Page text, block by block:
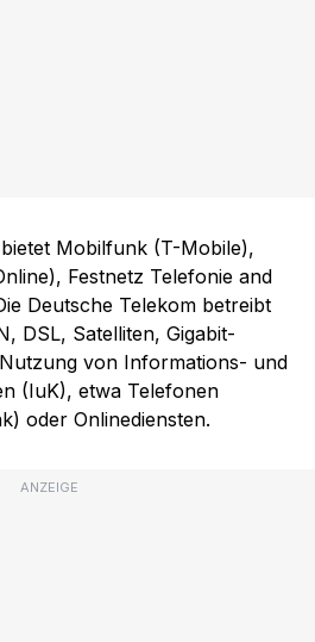
Mobilfunk (T-Mobile),
Festnetz Telefonie and
Deutsche Telekom betreibt
DSL, Satelliten, Gigabit-
von Informations- und
(IuK), etwa Telefonen
oder Onlinediensten.
ANZEIGE